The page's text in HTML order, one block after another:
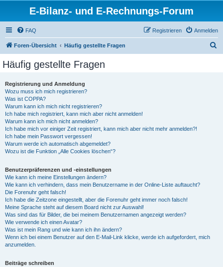
E-Bilanz- und E-Rechnungs-Forum
FAQ Anmelden
Registrieren
Foren-Übersicht Häufig gestellte Fragen
Häufig gestellte Fragen
Registrierung und Anmeldung
Wozu muss ich mich registrieren?
Was ist COPPA?
Warum kann ich mich nicht registrieren?
Ich habe mich registriert, kann mich aber nicht anmelden!
Warum kann ich mich nicht anmelden?
Ich habe mich vor einiger Zeit registriert, kann mich aber nicht mehr anmelden?!
Ich habe mein Passwort vergessen!
Warum werde ich automatisch abgemeldet?
Wozu ist die Funktion „Alle Cookies löschen“?
Benutzerpräferenzen und -einstellungen
Wie kann ich meine Einstellungen ändern?
Wie kann ich verhindern, dass mein Benutzername in der Online-Liste auftaucht?
Die Forenuhr geht falsch!
Ich habe die Zeitzone eingestellt, aber die Forenuhr geht immer noch falsch!
Meine Sprache steht auf diesem Board nicht zur Auswahl!
Was sind das für Bilder, die bei meinem Benutzernamen angezeigt werden?
Wie verwende ich einen Avatar?
Was ist mein Rang und wie kann ich ihn ändern?
Wenn ich bei einem Benutzer auf den E-Mail-Link klicke, werde ich aufgefordert, mich
anzumelden.
Beiträge schreiben